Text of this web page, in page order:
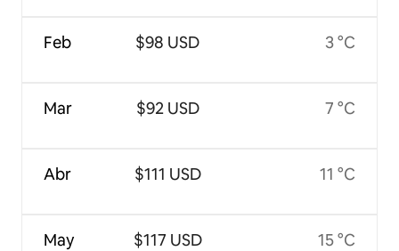
Feb
Mar
Abr
May
$98 USD
$92 USD
$111 USD
$117 USD
3 °C
7 °C
11 °C
15 °C